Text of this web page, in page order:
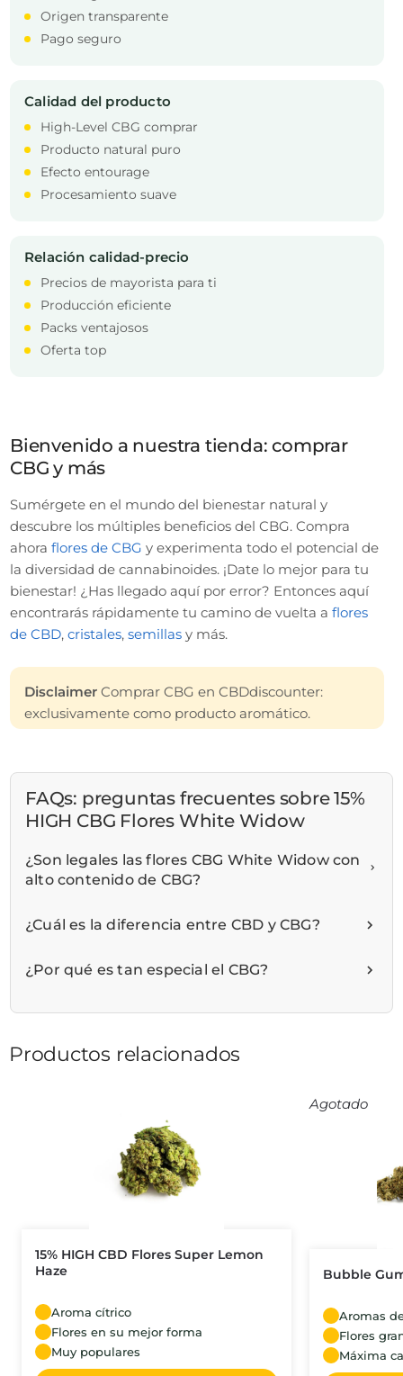
Origen transparente
Pago seguro
Calidad del producto
High-Level CBG comprar
Producto natural puro
Efecto entourage
Procesamiento suave
Relación calidad-precio
Precios de mayorista para ti
Producción eficiente
Packs ventajosos
Oferta top
Bienvenido a nuestra tienda: comprar
CBG y más
Sumérgete en el mundo del bienestar natural y
descubre los múltiples beneficios del CBG. Compra
ahora flores de CBG y experimenta todo el potencial de
la diversidad de cannabinoides. ¡Date lo mejor para tu
bienestar! ¿Has llegado aquí por error? Entonces aquí
encontrarás rápidamente tu camino de vuelta a flores
de CBD, cristales, semillas y más.
Disclaimer Comprar CBG en CBDdiscounter:
exclusivamente como producto aromático.
FAQs: preguntas frecuentes sobre 15%
HIGH CBG Flores White Widow
¿Son legales las flores CBG White Widow con
alto contenido de CBG?
¿Cuál es la diferencia entre CBD y CBG?
¿Por qué es tan especial el CBG?
Productos relacionados
15% HIGH CBD Flores Super Lemon
Haze
Aroma cítrico
Flores en su mejor forma
Muy populares
Agotado
Bubble
Aromas
Flores
Máxima